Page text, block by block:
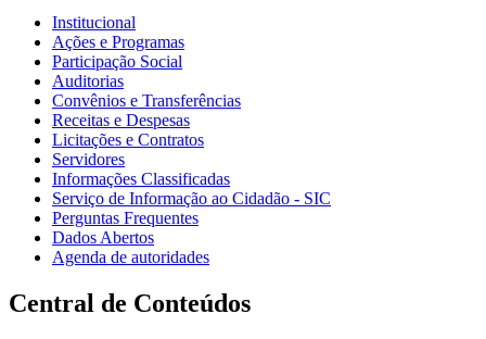
Institucional
Ações e Programas
Participação Social
Auditorias
Convênios e Transferências
Receitas e Despesas
Licitações e Contratos
Servidores
Informações Classificadas
Serviço de Informação ao Cidadão - SIC
Perguntas Frequentes
Dados Abertos
Agenda de autoridades
Central de Conteúdos